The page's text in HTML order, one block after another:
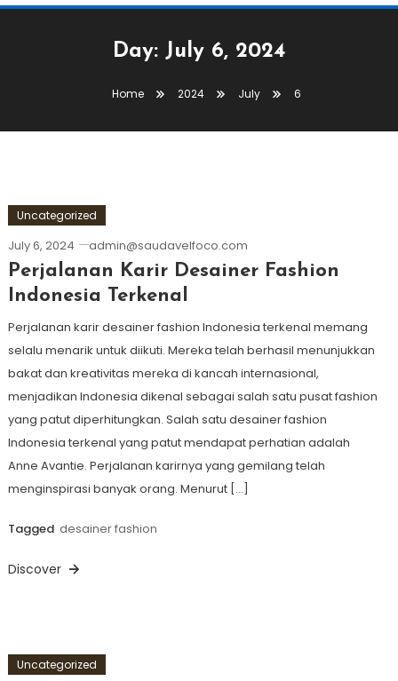
Day: July 6, 2024
Home 2024 July 6
Uncategorized
July 6, 2024 admin@saudavelfoco.com
Perjalanan Karir Desainer Fashion
Indonesia Terkenal
Perjalanan karir desainer fashion Indonesia terkenal memang
selalu menarik untuk diikuti. Mereka telah berhasil menunjukkan
bakat dan kreativitas mereka di kancah internasional,
menjadikan Indonesia dikenal sebagai salah satu pusat fashion
yang patut diperhitungkan. Salah satu desainer fashion
Indonesia terkenal yang patut mendapat perhatian adalah
Anne Avantie. Perjalanan karirnya yang gemilang telah
menginspirasi banyak orang. Menurut […]
Tagged desainer fashion
Discover
Uncategorized